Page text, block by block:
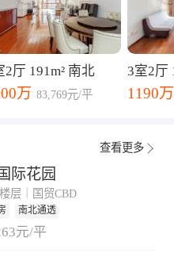
2厅 191m² 南北
万 83,769元/平
3室2厅
1190万
查看更多
际花园
层｜国贸CBD
南北通透
元/平